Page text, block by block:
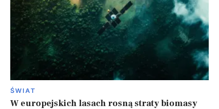
ŚWIAT
W europejskich lasach rosną straty biomasy